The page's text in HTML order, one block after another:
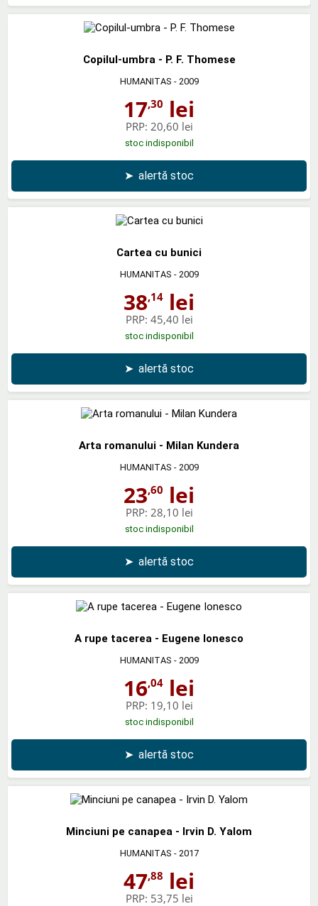
Copilul-umbra - P. F. Thomese
HUMANITAS - 2009
17,30 lei
PRP: 20,60 lei
stoc indisponibil
➤ alertă stoc
Cartea cu bunici
HUMANITAS - 2009
38,14 lei
PRP: 45,40 lei
stoc indisponibil
➤ alertă stoc
Arta romanului - Milan Kundera
HUMANITAS - 2009
23,60 lei
PRP: 28,10 lei
stoc indisponibil
➤ alertă stoc
A rupe tacerea - Eugene Ionesco
HUMANITAS - 2009
16,04 lei
PRP: 19,10 lei
stoc indisponibil
➤ alertă stoc
Minciuni pe canapea - Irvin D. Yalom
HUMANITAS - 2017
47,88 lei
PRP: 53,75 lei